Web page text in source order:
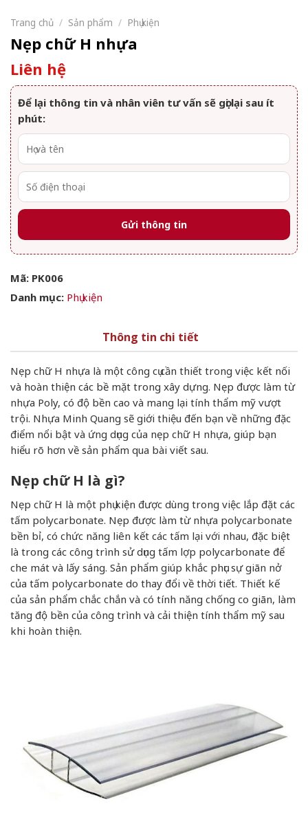
Trang chủ / Sản phẩm / Phụ kiện
Nẹp chữ H nhựa
Liên hệ
Để lại thông tin và nhân viên tư vấn sẽ gọi lại sau ít
phút:
Mã: PK006
Danh mục: Phụ kiện
Thông tin chi tiết
Nẹp chữ H nhựa là một công cụ cần thiết trong việc kết nối
và hoàn thiện các bề mặt trong xây dựng. Nẹp được làm từ
nhựa Poly, có độ bền cao và mang lại tính thẩm mỹ vượt
trội. Nhựa Minh Quang sẽ giới thiệu đến bạn về những đặc
điểm nổi bật và ứng dụng của nẹp chữ H nhựa, giúp bạn
hiểu rõ hơn về sản phẩm qua bài viết sau.
Nẹp chữ H là gì?
Nẹp chữ H là một phụ kiện được dùng trong việc lắp đặt các
tấm polycarbonate. Nẹp được làm từ nhựa polycarbonate
bền bỉ, có chức năng liên kết các tấm lại với nhau, đặc biệt
là trong các công trình sử dụng tấm lợp polycarbonate để
che mát và lấy sáng. Sản phẩm giúp khắc phục sự giãn nở
của tấm polycarbonate do thay đổi về thời tiết. Thiết kế
của sản phẩm chắc chắn và có tính năng chống co giãn, làm
tăng độ bền của công trình và cải thiện tính thẩm mỹ sau
khi hoàn thiện.